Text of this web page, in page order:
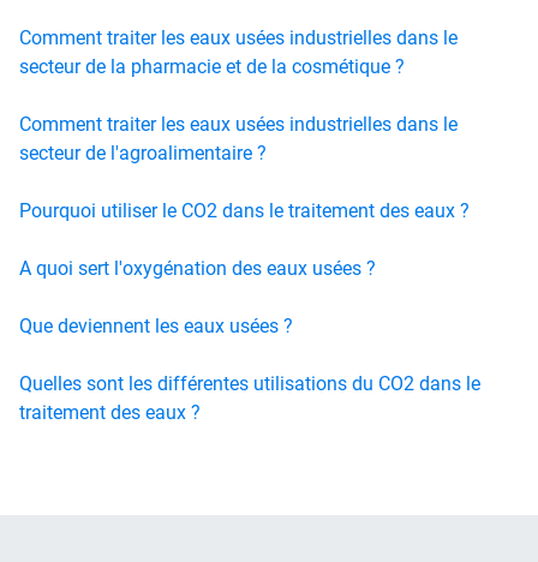
Comment traiter les eaux usées industrielles dans le
secteur de la pharmacie et de la cosmétique ?
Comment traiter les eaux usées industrielles dans le
secteur de l'agroalimentaire ?
Pourquoi utiliser le CO2 dans le traitement des eaux ?
A quoi sert l'oxygénation des eaux usées ?
Que deviennent les eaux usées ?
Quelles sont les différentes utilisations du CO2 dans le
traitement des eaux ?